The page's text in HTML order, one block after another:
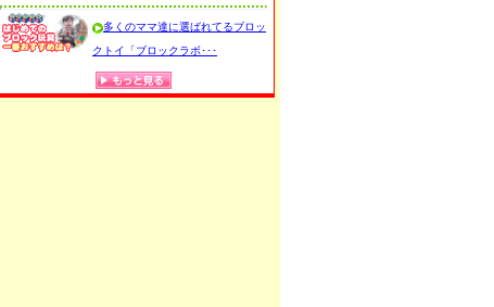
多くのママ達に選ばれてるブロッ
クトイ「ブロックラボ･･･